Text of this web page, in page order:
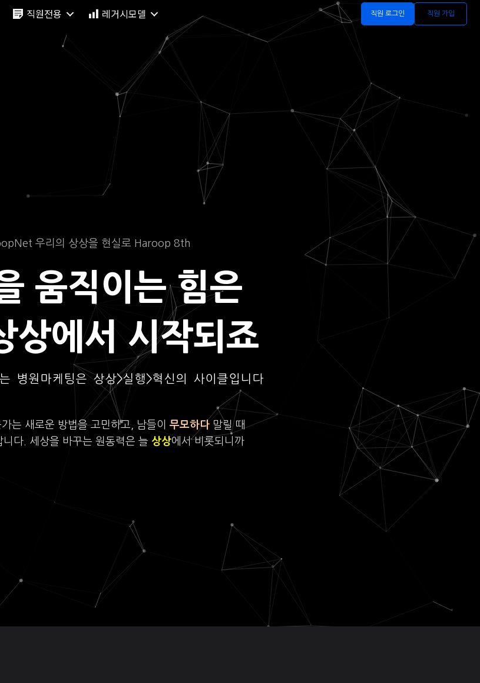
직원전용 레거시모델 직원 로그인 직원 가입
우리의 상상을 현실로 Haroop 8th
움직이는 힘은
상에서 시작되죠
병원마케팅은 상상>실행>혁신의 사이클입니다
는 새로운 방법을 고민하고, 남들이 무모하다 말릴 때
다. 세상을 바꾸는 원동력은 늘 상상에서 비롯되니까